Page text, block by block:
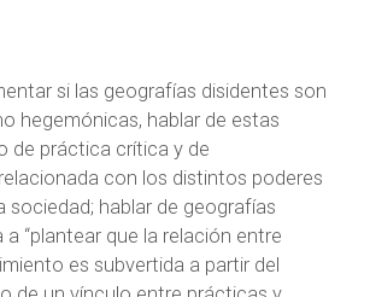
si las geografías disidentes son
hegemónicas, hablar de estas
de práctica crítica y de
con los distintos poderes
sociedad; hablar de geografías
a “plantear que la relación entre
es subvertida a partir del